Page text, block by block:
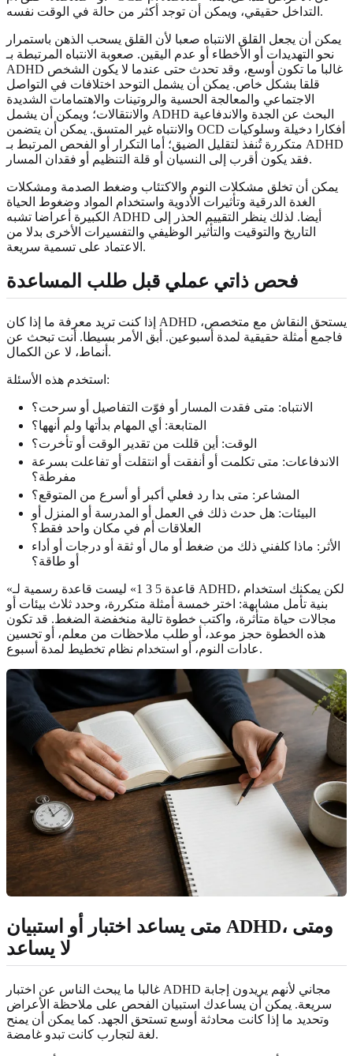
التداخل حقيقي، ويمكن أن توجد أكثر من حالة في الوقت نفسه.
يمكن أن يجعل القلق الانتباه صعبا لأن القلق يسحب الذهن باستمرار
نحو التهديدات أو الأخطاء أو عدم اليقين. صعوبة الانتباه المرتبطة بـ
ADHD غالبا ما تكون أوسع، وقد تحدث حتى عندما لا يكون الشخص
قلقا بشكل خاص. يمكن أن يشمل التوحد اختلافات في التواصل
الاجتماعي والمعالجة الحسية والروتينات والاهتمامات الشديدة
والانتقالات؛ ويمكن أن يشمل ADHD البحث عن الجدة والاندفاعية
والانتباه غير المتسق. يمكن أن يتضمن OCD أفكارا دخيلة وسلوكيات
متكررة تُنفذ لتقليل الضيق؛ أما التكرار أو الفحص المرتبط بـ ADHD
فقد يكون أقرب إلى النسيان أو قلة التنظيم أو فقدان المسار.
يمكن أن تخلق مشكلات النوم والاكتئاب وضغط الصدمة ومشكلات
الغدة الدرقية وتأثيرات الأدوية واستخدام المواد وضغوط الحياة
الكبيرة أعراضا تشبه ADHD أيضا. لذلك ينظر التقييم الحذر إلى
التاريخ والتوقيت والتأثير الوظيفي والتفسيرات الأخرى بدلا من
الاعتماد على تسمية سريعة.
فحص ذاتي عملي قبل طلب المساعدة
إذا كنت تريد معرفة ما إذا كان ADHD يستحق النقاش مع متخصص،
فاجمع أمثلة حقيقية لمدة أسبوعين. أبق الأمر بسيطا. أنت تبحث عن
أنماط، لا عن الكمال.
استخدم هذه الأسئلة:
الانتباه: متى فقدت المسار أو فوّت التفاصيل أو سرحت؟
المتابعة: أي المهام بدأتها ولم أنهها؟
الوقت: أين قللت من تقدير الوقت أو تأخرت؟
الاندفاعات: متى تكلمت أو أنفقت أو انتقلت أو تفاعلت بسرعة
مفرطة؟
المشاعر: متى بدا رد فعلي أكبر أو أسرع من المتوقع؟
البيئات: هل حدث ذلك في العمل أو المدرسة أو المنزل أو
العلاقات أم في مكان واحد فقط؟
الأثر: ماذا كلفني ذلك من ضغط أو مال أو ثقة أو درجات أو أداء
أو طاقة؟
«قاعدة 5 3 1» ليست قاعدة رسمية لـ ADHD، لكن يمكنك استخدام
بنية تأمل مشابهة: اختر خمسة أمثلة متكررة، وحدد ثلاث بيئات أو
مجالات حياة متأثرة، واكتب خطوة تالية منخفضة الضغط. قد تكون
هذه الخطوة حجز موعد، أو طلب ملاحظات من معلم، أو تحسين
عادات النوم، أو استخدام نظام تخطيط لمدة أسبوع.
متى يساعد اختبار أو استبيان ADHD، ومتى
لا يساعد
غالبا ما يبحث الناس عن اختبار ADHD مجاني لأنهم يريدون إجابة
سريعة. يمكن أن يساعدك استبيان الفحص على ملاحظة الأعراض
وتحديد ما إذا كانت محادثة أوسع تستحق الجهد. كما يمكن أن يمنح
لغة لتجارب كانت تبدو غامضة.